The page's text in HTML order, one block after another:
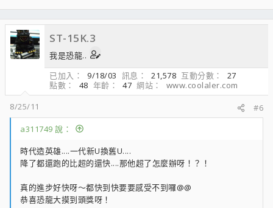
ST-15K.3
我是恐龍..
已加入
9/18/03 訊息 21,578 互動分數
27
點數
48 年齡 47 網站
www.coolaler.com
8/25/11
#6
a311749 說：
時代造英雄....一代新U換舊U....
降了都還跑的比超的還快....那他超了怎麼辦呀！？！
真的進步好快呀～都快到快要要感受不到囉@@
恭喜恐龍大摸到頭獎呀！